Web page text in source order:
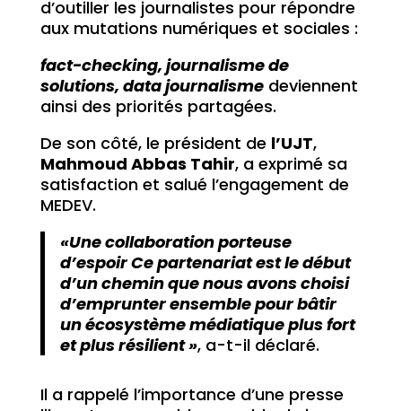
d’outiller les journalistes pour répondre
aux mutations numériques et sociales :
fact-checking, journalisme de
solutions, data journalismedeviennent
ainsi des priorités partagées.
De son côté, le président de l’UJT,
Mahmoud Abbas Tahir, a exprimé sa
satisfaction et salué l’engagement de
MEDEV.
«Une collaboration porteuse
d’espoir Ce partenariat est le début
d’un chemin que nous avons choisi
d’emprunter ensemble pour bâtir
un écosystème médiatique plus fort
et plus résilient », a-t-il déclaré.
Il a rappelé l’importance d’une presse